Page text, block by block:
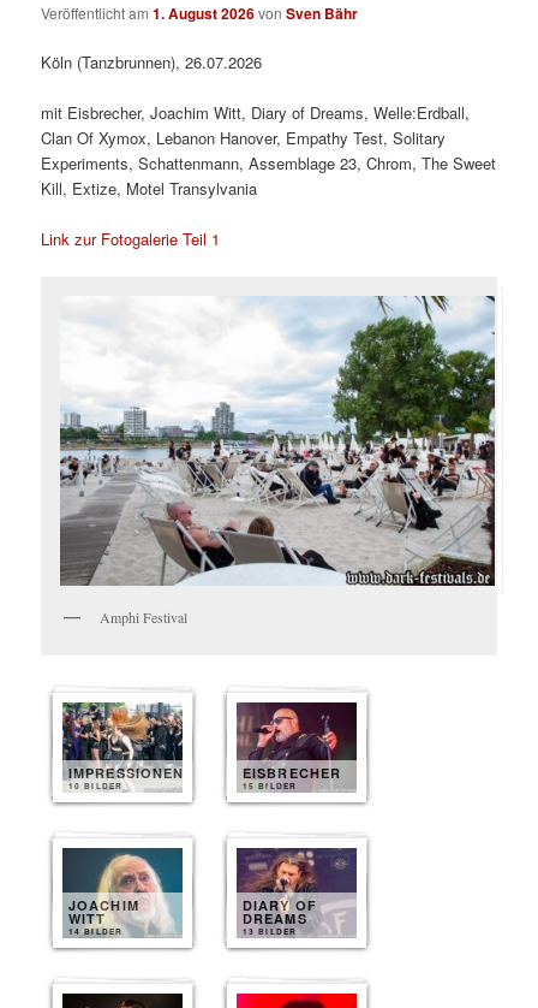
Veröffentlicht am1. August 2026vonSven Bähr
Köln (Tanzbrunnen), 26.07.2026
mit Eisbrecher, Joachim Witt, Diary of Dreams, Welle:Erdball,
Clan Of Xymox, Lebanon Hanover, Empathy Test, Solitary
Experiments, Schattenmann, Assemblage 23, Chrom, The Sweet
Kill, Extize, Motel Transylvania
Link zur Fotogalerie Teil 1
Amphi Festival
IMPRESSIONEN
10 BILDER
EISBRECHER
15 BILDER
JOACHIM
WITT
14 BILDER
DIARY OF
DREAMS
13 BILDER